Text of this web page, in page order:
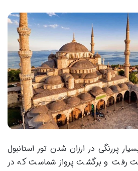
پررنگی در ارزان شدن تور استانبول
رفت و برگشت پرواز‌ شماست که در